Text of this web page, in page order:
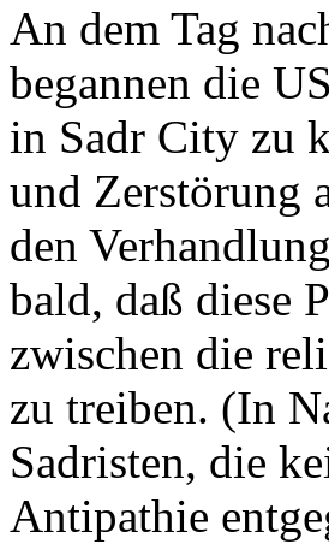
An dem Tag
begannen die
in Sadr City zu
und Zerstörung
den
bald, daß diese
zwischen die
zu treiben. (In
Sadristen, die
Antipathie